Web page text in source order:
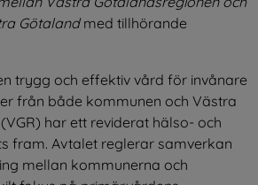
Götaland med tillhörande
trygg och effektiv vård för invånare
från både kommunen och Västra
har ett reviderat hälso- och
fram. Avtalet reglerar samverkan
mellan kommunerna och